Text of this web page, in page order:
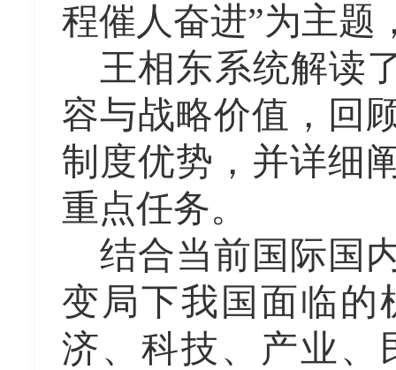
程催人奋进”为主题
王相东系统解读
容与战略价值，回
制度优势，并详细
重点任务。
结合当前国际国
变局下我国面临的
济、科技、产业、